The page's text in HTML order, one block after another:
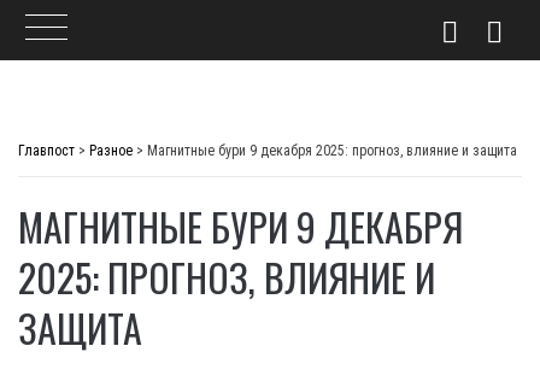
Главпост > Разное > Магнитные бури 9 декабря 2025: прогноз, влияние и защита
МАГНИТНЫЕ БУРИ 9 ДЕКАБРЯ
2025: ПРОГНОЗ, ВЛИЯНИЕ И
ЗАЩИТА